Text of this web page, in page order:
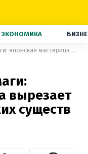
ЭКОНОМИКА
Из одного листа бумаги: японская мастерица вырезает невероятных морских существ
вырезает
существ